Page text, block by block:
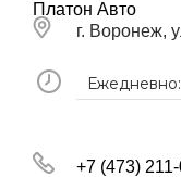
Платон Авто
г. Воронеж,
Ежедневно:
+7 (473)